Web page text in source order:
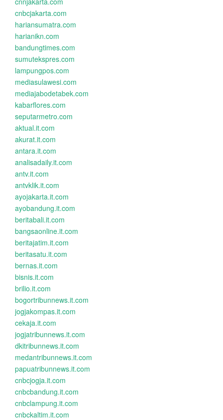
cnbcjakarta.com
hariansumatra.com
harianikn.com
bandungtimes.com
sumutekspres.com
lampungpos.com
mediasulawesi.com
mediajabodetabek.com
kabarflores.com
seputarmetro.com
aktual.it.com
akurat.it.com
antara.it.com
analisadaily.it.com
antv.it.com
antvklik.it.com
ayojakarta.it.com
ayobandung.it.com
beritabali.it.com
bangsaonline.it.com
beritajatim.it.com
beritasatu.it.com
bernas.it.com
bisnis.it.com
brilio.it.com
bogortribunnews.it.com
jogjakompas.it.com
cekaja.it.com
jogjatribunnews.it.com
dkitribunnews.it.com
medantribunnews.it.com
papuatribunnews.it.com
cnbcjogja.it.com
cnbcbandung.it.com
cnbclampung.it.com
cnbckaltim.it.com